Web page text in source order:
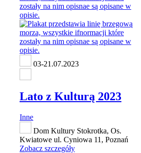
03-21.07.2023
Lato z Kulturą 2023
Inne
Dom Kultury Stokrotka, Os.
Kwiatowe ul. Cyniowa 11, Poznań
Zobacz szczegóły